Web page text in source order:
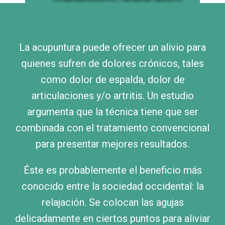
La acupuntura puede ofrecer un alivio para
quienes sufren de dolores crónicos, tales
como dolor de espalda, dolor de
articulaciones y/o artritis. Un estudio
argumenta que la técnica tiene que ser
combinada con el tratamiento convencional
para presentar mejores resultados.
Éste es probablemente el beneficio más
conocido entre la sociedad occidental: la
relajación. Se colocan las agujas
delicadamente en ciertos puntos para aliviar